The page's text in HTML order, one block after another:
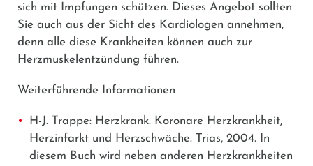
sich mit Impfungen schützen. Dieses Angebot sollten
Sie auch aus der Sicht des Kardiologen annehmen,
denn alle diese Krankheiten können auch zur
Herzmuskelentzündung führen.
Weiterführende Informationen
H-J. Trappe: Herzkrank. Koronare Herzkrankheit,
Herzinfarkt und Herzschwäche. Trias, 2004. In
diesem Buch wird neben anderen Herzkrankheiten